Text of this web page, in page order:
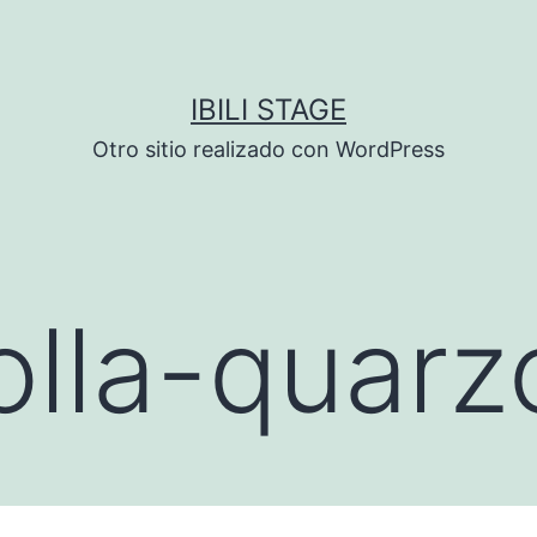
IBILI STAGE
Otro sitio realizado con WordPress